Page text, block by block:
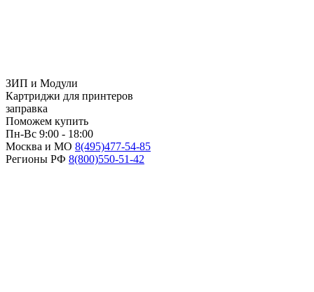
ЗИП и Модули
Картриджи для принтеров
заправка
Поможем купить
Пн-Вс 9:00 - 18:00
Москва и МО 8(495)477-54-85
Регионы РФ 8(800)550-51-42